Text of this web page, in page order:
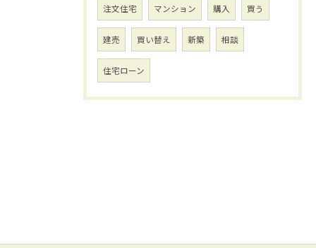
注文住宅 マンション 購入 買う
建売 買い替え 新築 相談
住宅ローン